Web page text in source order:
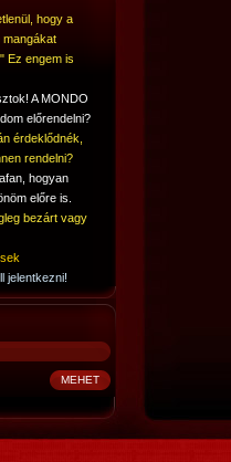
hogy a
mangákat
Ez engem is
A MONDO
előrendelni?
érdeklődnék,
rendelni?
hogyan
előre is.
bezárt vagy
jelentkezni!